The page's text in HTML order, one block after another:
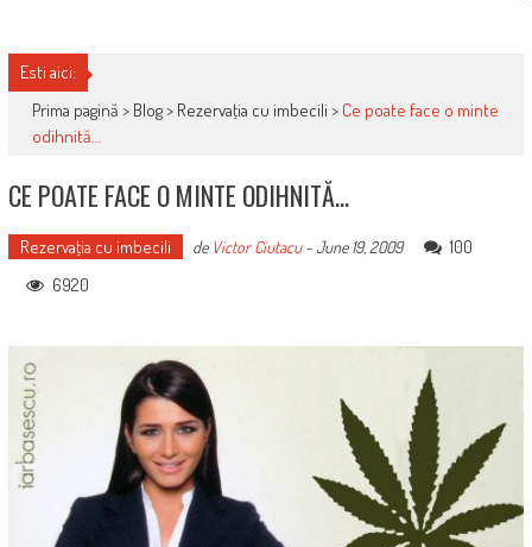
Esti aici:
Prima pagină > Blog> Rezervaţia cu imbecili > Ce poate face o minte
odihnită…
CE POATE FACE O MINTE ODIHNITĂ…
Rezervaţia cu imbecili de Victor Ciutacu-June 19, 2009
100
6920